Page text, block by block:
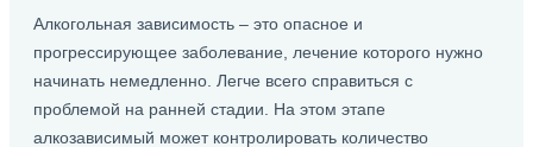
Алкогольная зависимость – это опасное и
прогрессирующее заболевание, лечение которого нужно
начинать немедленно. Легче всего справиться с
проблемой на ранней стадии. На этом этапе
алкозависимый может контролировать количество